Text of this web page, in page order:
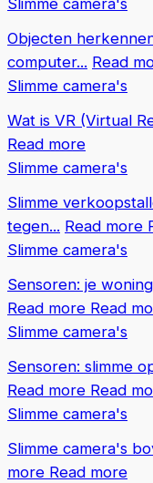
Slimme camera's
Objecten
computer... Read
Slimme camera's
Wat is VR (Virtual
Read more
Slimme camera's
Slimme
tegen... Read more
Slimme camera's
Sensoren: je
Read more Read
Slimme camera's
Sensoren: slimme
Read more Read
Slimme camera's
Slimme camera's
more Read more